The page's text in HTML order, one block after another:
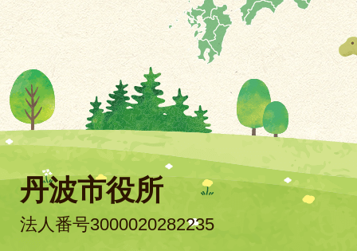
丹波市役所
法人番号3000020282235